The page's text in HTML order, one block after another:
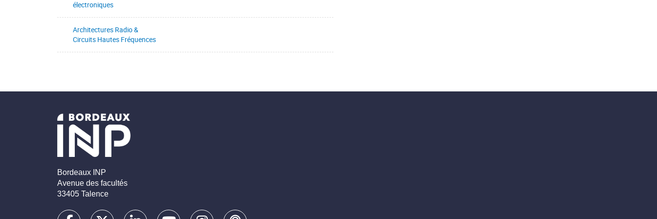
électroniques
Architectures Radio &
Circuits Hautes Fréquences
Bordeaux INP
Avenue des facultés
33405 Talence